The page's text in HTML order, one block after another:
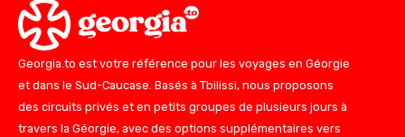
Georgia.to est votre référence pour les voyages en Géorgie
et dans le Sud-Caucase. Basés à Tbilissi, nous proposons
des circuits privés et en petits groupes de plusieurs jours à
travers la Géorgie, avec des options supplémentaires vers